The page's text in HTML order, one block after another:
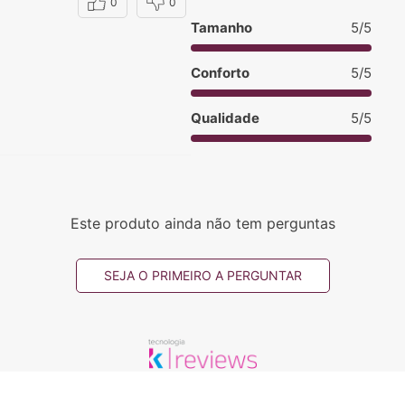
Tamanho 5/5
Conforto 5/5
Qualidade 5/5
Este produto ainda não tem perguntas
SEJA O PRIMEIRO A PERGUNTAR